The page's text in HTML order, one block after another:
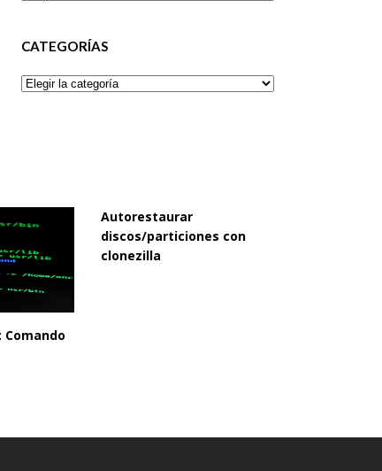
CATEGORÍAS
Categorías
Comando
Autorestaurar
discos/particiones con
clonezilla